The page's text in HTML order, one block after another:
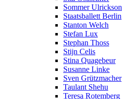
Sommer Ulrickson
Staatsballett Berlin
Stanton Welch
Stefan Lux
Stephan Thoss
Stijn Celis
Stina Quagebeur
Susanne Linke
Sven Grützmacher
Taulant Shehu
Teresa Rotemberg